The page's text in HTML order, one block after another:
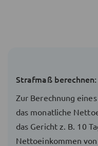
Strafmaß berechnen:
Zur Berechnung
das monatliche
das Gericht z. B. 10
Nettoeinkommen von